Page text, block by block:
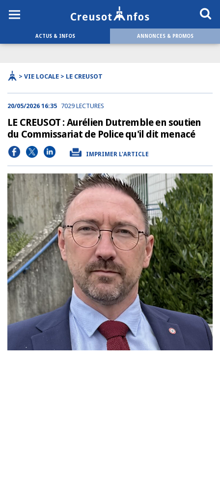
ACTUS & INFOS ANNONCES & PROMOS
> VIE LOCALE > LE CREUSOT
20/05/2026 16:35 7029 LECTURES
LE CREUSOT : Aurélien Dutremble en soutien
du Commissariat de Police qu'il dit menacé
IMPRIMER L'ARTICLE